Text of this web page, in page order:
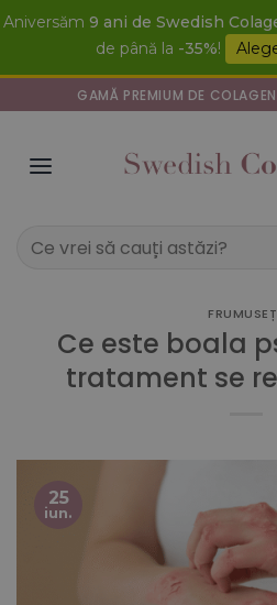
Skip
Aniversăm 9 ani de Swedish
de până la -35%!
GAMĂ PREMIUM DE
Caută
Ce este boala
tratament se
25
iun.